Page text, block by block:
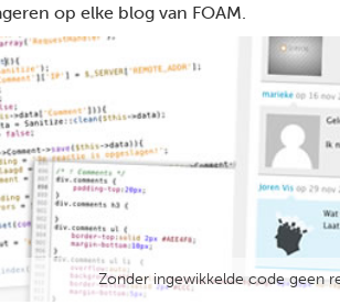
op elke blog van FOAM.
Zonder ingewikkelde code geen